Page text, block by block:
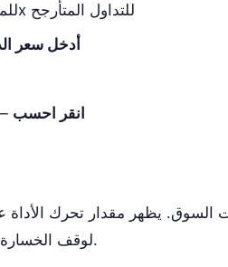
— 2x ATR هو المعيار؛ 1x للمضاربة، 3x للتداول المتأرجح
أدخل سعر
انقر احسب
استخدام ATR لوقف الخسارة يضمن توقفك مع ظروف السوق الحالية.